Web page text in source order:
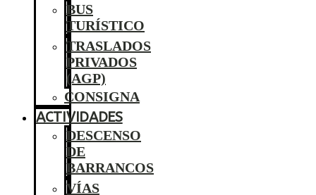
BUS
TURÍSTICO
TRASLADOS
PRIVADOS
(AGP)
CONSIGNA
ACTIVIDADES
DESCENSO
DE
BARRANCOS
VÍAS